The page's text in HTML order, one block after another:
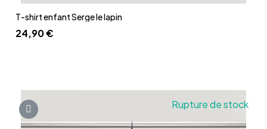
Aperçu rapide
T-shirt enfant Serge le lapin
24,90 €
Rupture de stock